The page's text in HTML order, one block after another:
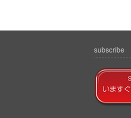
subscribe